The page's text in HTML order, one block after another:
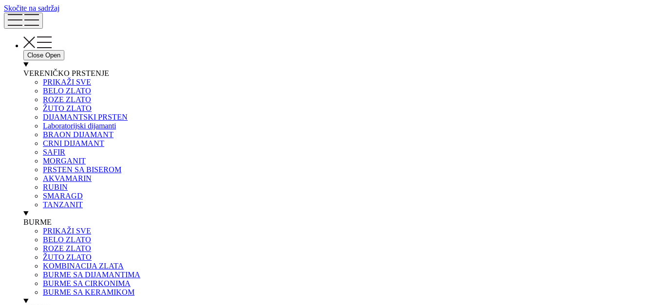
Skočite na sadržaj
Close Open
VERENIČKO PRSTENJE
PRIKAŽI SVE
BELO ZLATO
ROZE ZLATO
ŽUTO ZLATO
DIJAMANTSKI PRSTEN
Laboratorijski dijamanti
BRAON DIJAMANT
CRNI DIJAMANT
SAFIR
MORGANIT
PRSTEN SA BISEROM
AKVAMARIN
RUBIN
SMARAGD
TANZANIT
BURME
PRIKAŽI SVE
BELO ZLATO
ROZE ZLATO
ŽUTO ZLATO
KOMBINACIJA ZLATA
BURME SA DIJAMANTIMA
BURME SA CIRKONIMA
BURME SA KERAMIKOM